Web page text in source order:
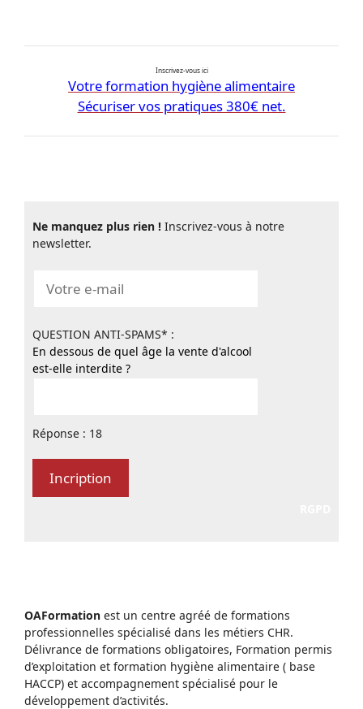
Inscrivez-vous ici
Votre formation hygiène alimentaire
Sécuriser vos pratiques 380€ net.
Ne manquez plus rien ! Inscrivez-vous à notre
newsletter.
QUESTION ANTI-SPAMS* :
En dessous de quel âge la vente d'alcool
est-elle interdite ?
Réponse : 18
OAFormation est un centre agréé de formations
professionnelles spécialisé dans les métiers CHR.
Délivrance de formations obligatoires, Formation permis
d’exploitation et formation hygiène alimentaire ( base
HACCP) et accompagnement spécialisé pour le
développement d’activités.